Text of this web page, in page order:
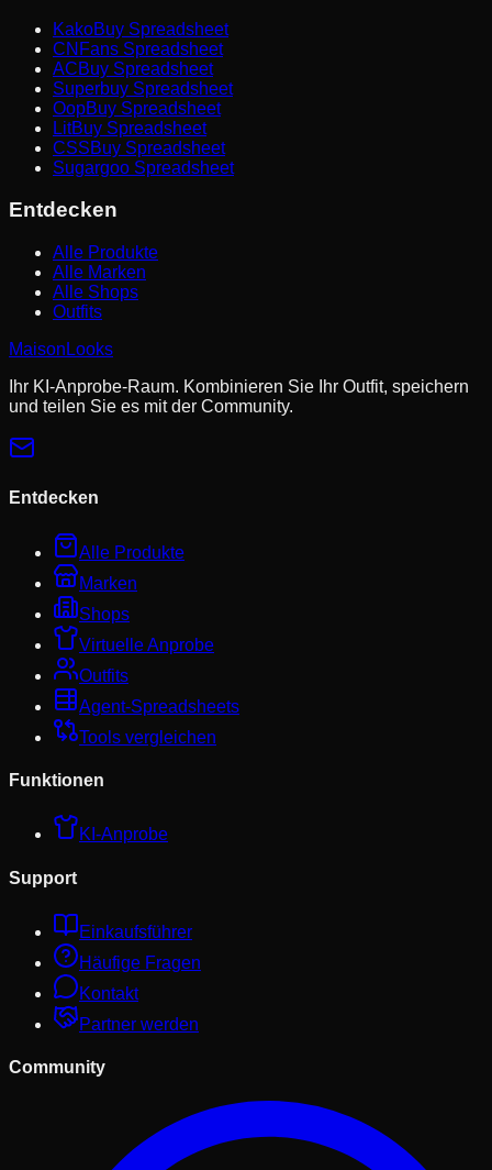
KakoBuy Spreadsheet
CNFans Spreadsheet
ACBuy Spreadsheet
Superbuy Spreadsheet
OopBuy Spreadsheet
LitBuy Spreadsheet
CSSBuy Spreadsheet
Sugargoo Spreadsheet
Entdecken
Alle Produkte
Alle Marken
Alle Shops
Outfits
MaisonLooks
Ihr KI-Anprobe-Raum. Kombinieren Sie Ihr Outfit, speichern
und teilen Sie es mit der Community.
Entdecken
Alle Produkte
Marken
Shops
Virtuelle Anprobe
Outfits
Agent-Spreadsheets
Tools vergleichen
Funktionen
KI-Anprobe
Support
Einkaufsführer
Häufige Fragen
Kontakt
Partner werden
Community